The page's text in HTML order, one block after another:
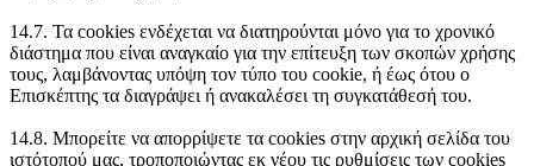
14.7. Τα cookies ενδέχεται να διατηρούνται μόνο για το χρονικό
διάστημα που είναι αναγκαίο για την επίτευξη των σκοπών χρήσης
τους, λαμβάνοντας υπόψη τον τύπο του cookie, ή έως ότου ο
Επισκέπτης τα διαγράψει ή ανακαλέσει τη συγκατάθεσή του.
14.8. Μπορείτε να απορρίψετε τα cookies στην αρχική σελίδα του
ιστότοπού μας, τροποποιώντας εκ νέου τις ρυθμίσεις των cookies